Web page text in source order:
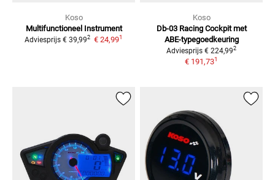
Koso
Multifunctioneel Instrument
Adviesprijs € 39,992 € 24,991
Koso
Db-03 Racing Cockpit met
ABE-typegoedkeuring
Adviesprijs € 224,992
€ 191,731